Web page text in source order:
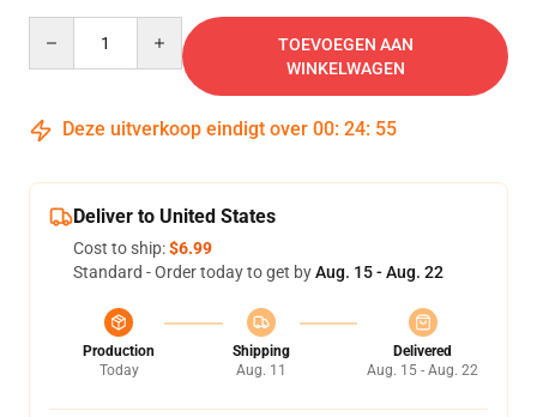
TOEVOEGEN AAN
WINKELWAGEN
Deze uitverkoop eindigt over 00: 24: 55
Deliver to United States
Cost to ship:$6.99
Standard - Order today to get byAug. 15 - Aug. 22
Production
Today
Shipping
Aug. 11
Delivered
Aug. 15 - Aug. 22